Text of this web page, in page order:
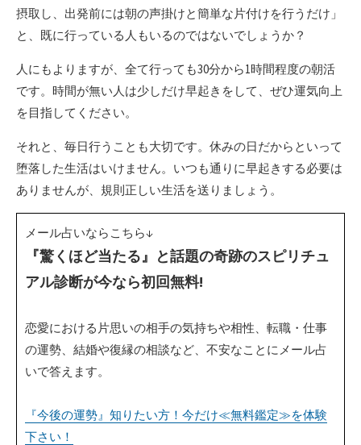
摂取し、出発前には朝の声掛けと簡単な片付けを行うだけ」
と、既に行っている人もいるのではないでしょうか？
人にもよりますが、全て行っても30分から1時間程度の朝活
です。時間が無い人は少しだけ早起きをして、ぜひ運気向上
を目指してください。
それと、毎日行うことも大切です。休みの日だからといって
堕落した生活はいけません。いつも通りに早起きする必要は
ありませんが、規則正しい生活を送りましょう。
メール占いならこちら↓
『驚くほど当たる』と話題の奇跡のスピリチュ
アル診断が今なら初回無料!
恋愛における片思いの相手の気持ちや相性、転職・仕事
の運勢、結婚や復縁の相談など、不安なことにメール占
いで答えます。
『今後の運勢』知りたい方！今だけ≪無料鑑定≫を体験
下さい！